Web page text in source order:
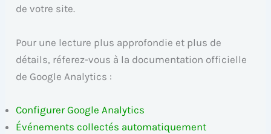
de votre site.
Pour une lecture plus approfondie et plus de
détails, réferez-vous à la documentation officielle
de Google Analytics :
Configurer Google Analytics
Événements collectés automatiquement